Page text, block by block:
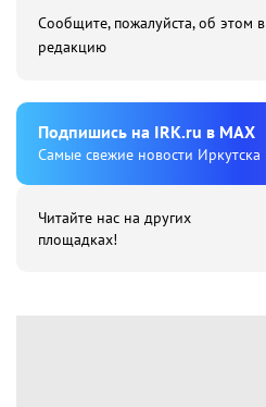
Сообщите, пожалуйста, об этом в
редакцию
Подпишиcь на IRK.ru в MAX
Cамые свежие новости Иркутска
Читайте нас на других
площадках!